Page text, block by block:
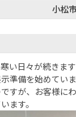
小松
い日々が続きます
準備を始めていま
すが、お客様に
ます。